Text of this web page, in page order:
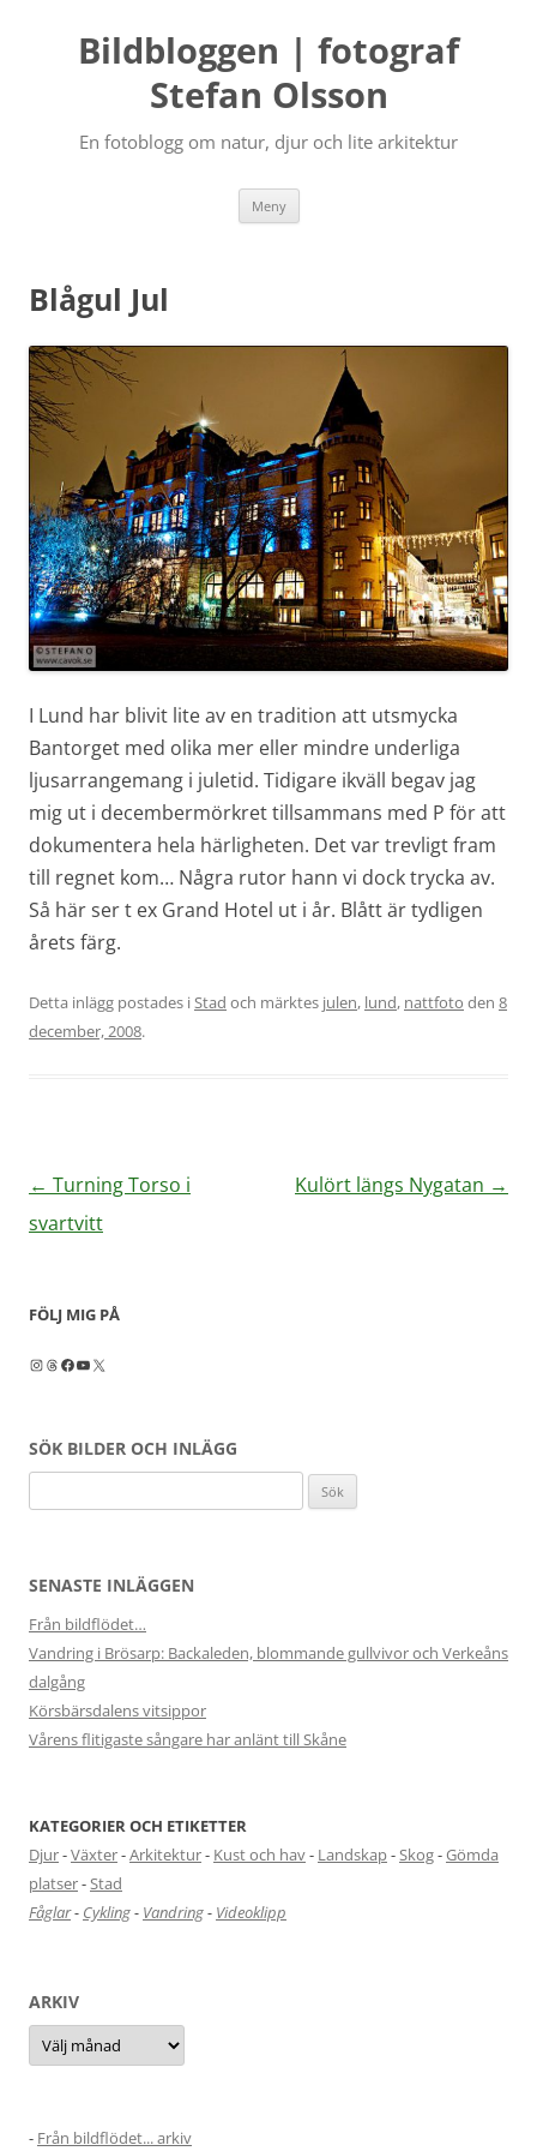
Bildbloggen | fotograf
Stefan Olsson
En fotoblogg om natur, djur och lite arkitektur
Meny Hoppa
till
Blågul Jul
I Lund har blivit lite av en tradition att utsmycka
Bantorget med olika mer eller mindre underliga
ljusarrangemang i juletid. Tidigare ikväll begav jag
mig ut i decembermörkret tillsammans med P för att
dokumentera hela härligheten. Det var trevligt fram
till regnet kom… Några rutor hann vi dock trycka av.
Så här ser t ex Grand Hotel ut i år. Blått är tydligen
årets färg.
Detta inlägg postades iStad och märktes julen, lund, nattfoto den 8
december, 2008.
Inläggsnavigering
← Turning Torso i
svartvitt
Kulört längs Nygatan →
FÖLJ MIG PÅ
Instagram
Threads
Facebook
YouTube
X
SÖK BILDER OCH INLÄGG
efter:
SENASTE INLÄGGEN
Från bildflödet…
Vandring i Brösarp: Backaleden, blommande gullvivor och Verkeåns
dalgång
Körsbärsdalens vitsippor
Vårens flitigaste sångare har anlänt till Skåne
KATEGORIER OCH ETIKETTER
Djur-Växter-Arkitektur- Kust och hav- Landskap- Skog-Gömda
platser- Stad
Fåglar- Cykling- Vandring- Videoklipp
ARKIV
Arkiv
- Från bildflödet... arkiv